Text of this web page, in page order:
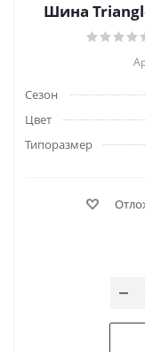
Сезон
Цвет
Типоразмер